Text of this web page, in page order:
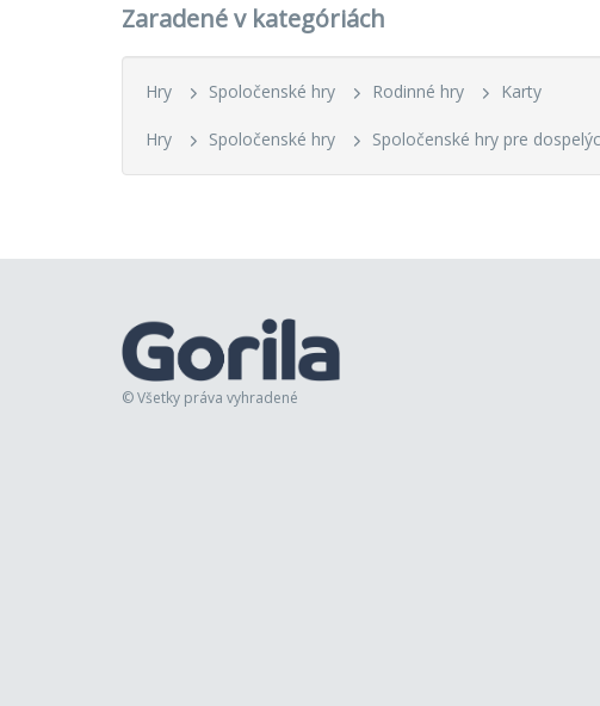
Zaradené v kategóriách
Hry Spoločenské hry Rodinné hry Karty
Hry Spoločenské hry Spoločenské hry pre
© Všetky práva vyhradené